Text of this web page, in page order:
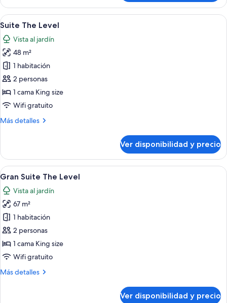
Suite
The
Level
Ver
todas
las
fotos
de
Suite
The
Level
Habitación de hotel moderna con
7
Suite The Level
Vista al jardín
48 m²
1 habitación
2 personas
1 cama King size
Wifi gratuito
Más detalles
Más
The
Level
Ver disponibilidad y precio
Ver
todas
las
fotos
de
Gran
Suite
The
Habitación de hotel moderna con
7
Gran Suite The Level
Vista al jardín
67 m²
1 habitación
2 personas
1 cama King size
Wifi gratuito
Más detalles
Más
Ver disponibilidad y precio